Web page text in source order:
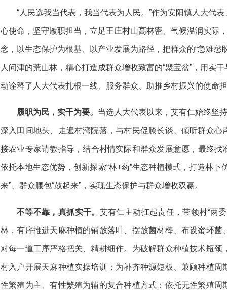
“人民选我当代表，我当代表为人民。”作为安阳镇人大代
心使命，坚守履职担当，立足王庄村山高林密、气候温润实际
念，以生态保护为根基、以产业发展为路径，把群众的“急难愁
人问津的荒山林，精心打造成群众增收致富的“聚宝盆”，用实
动诠释了人大代表扎根一线、服务群众、助推乡村振兴的使命
履职为民，实干为要。 当选人大代表以来，艾有仁始终坚
深入田间地头、走遍村湾院落，与村民促膝长谈、倾听群众
接农业专家请教指导，结合村情实际和群众发展意愿，最终
依托本地生态优势，创新探索“林+药”生态种植模式，打造林下
来”、群众腰包“鼓起来”，实现生态保护与群众增收双赢。
不等不靠，真抓实干。 艾有仁主动扛起责任，带领村“两
林，有序推进天麻种植的铺放落叶、摆放菌材棒、布设蜜环
对每一道工序严格把关、精耕细作。为破解群众种植技术瓶
村入户开展天麻种植实操培训；为补齐种源短板、兼顾种植
性繁殖为主、有性繁殖为辅的复合种植方式：依托无性繁殖